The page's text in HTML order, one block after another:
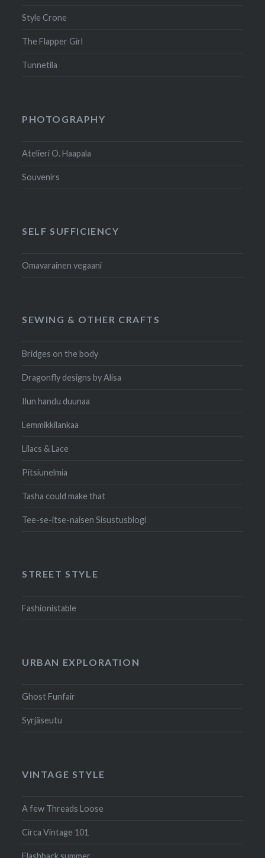
Style Crone
The Flapper Girl
Tunnetila
PHOTOGRAPHY
Atelieri O. Haapala
Souvenirs
SELF SUFFICIENCY
Omavarainen vegaani
SEWING & OTHER CRAFTS
Bridges on the body
Dragonfly designs by Alisa
Ilun handu duunaa
Lemmikkilankaa
Lilacs & Lace
Pitsiunelmia
Tasha could make that
Tee-se-itse-naisen Sisustusblogi
STREET STYLE
Fashionistable
URBAN EXPLORATION
Ghost Funfair
Syrjäseutu
VINTAGE STYLE
A few Threads Loose
Circa Vintage 101
Flashback summer